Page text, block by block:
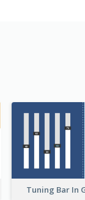
Tuning Bar In